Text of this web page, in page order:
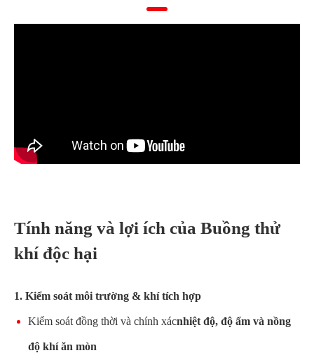
Tính năng và lợi ích của Buồng thử
khí độc hại
1. Kiểm soát môi trường & khí tích hợp
Kiểm soát đồng thời và chính xácnhiệt độ, độ ẩm và nồng
độ khí ăn mòn